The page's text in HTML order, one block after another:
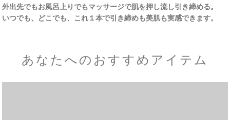
外出先でもお風呂上りでもマッサージで肌を押し流し引き締める。
いつでも、どこでも、これ１本で引き締めも美肌も実感できます。
あなたへのおすすめアイテム